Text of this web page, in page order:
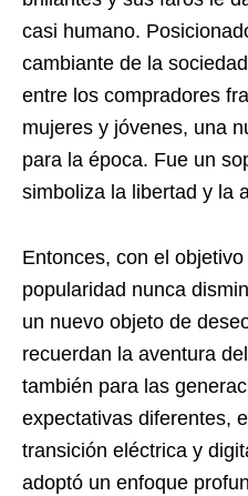
casi humano.
cambiante de la
entre los compradores
mujeres y jóvenes, una
para la época. Fue un
simboliza la libertad y la
Entonces, con el
popularidad nunca
un nuevo objeto de
recuerdan la aventura
también para las
expectativas diferentes,
transición eléctrica y
adoptó un enfoque